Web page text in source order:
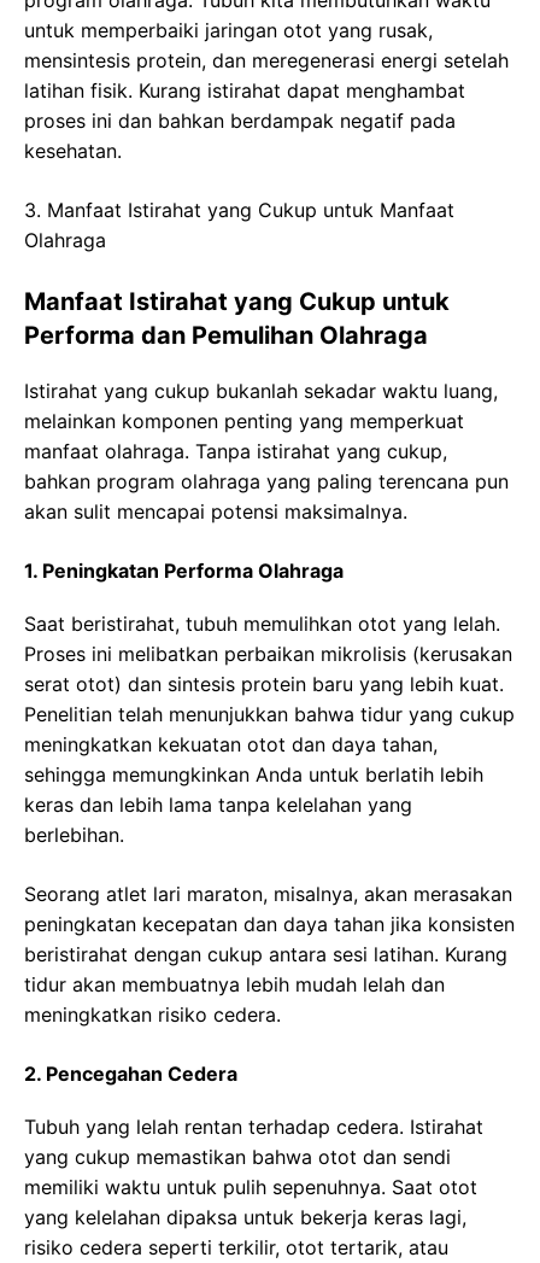
untuk memperbaiki jaringan otot yang rusak,
mensintesis protein, dan meregenerasi energi setelah
latihan fisik. Kurang istirahat dapat menghambat
proses ini dan bahkan berdampak negatif pada
kesehatan.
3. Manfaat Istirahat yang Cukup untuk Manfaat
Olahraga
Manfaat Istirahat yang Cukup untuk
Performa dan Pemulihan Olahraga
Istirahat yang cukup bukanlah sekadar waktu luang,
melainkan komponen penting yang memperkuat
manfaat olahraga. Tanpa istirahat yang cukup,
bahkan program olahraga yang paling terencana pun
akan sulit mencapai potensi maksimalnya.
1. Peningkatan Performa Olahraga
Saat beristirahat, tubuh memulihkan otot yang lelah.
Proses ini melibatkan perbaikan mikrolisis (kerusakan
serat otot) dan sintesis protein baru yang lebih kuat.
Penelitian telah menunjukkan bahwa tidur yang cukup
meningkatkan kekuatan otot dan daya tahan,
sehingga memungkinkan Anda untuk berlatih lebih
keras dan lebih lama tanpa kelelahan yang
berlebihan.
Seorang atlet lari maraton, misalnya, akan merasakan
peningkatan kecepatan dan daya tahan jika konsisten
beristirahat dengan cukup antara sesi latihan. Kurang
tidur akan membuatnya lebih mudah lelah dan
meningkatkan risiko cedera.
2. Pencegahan Cedera
Tubuh yang lelah rentan terhadap cedera. Istirahat
yang cukup memastikan bahwa otot dan sendi
memiliki waktu untuk pulih sepenuhnya. Saat otot
yang kelelahan dipaksa untuk bekerja keras lagi,
risiko cedera seperti terkilir, otot tertarik, atau